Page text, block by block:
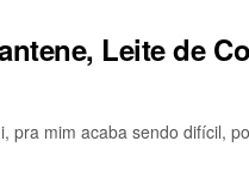
Leite de
mim acaba sendo difícil,